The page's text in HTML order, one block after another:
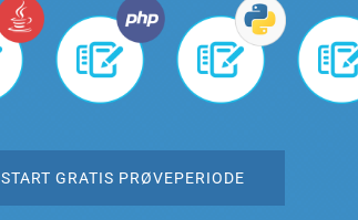
START GRATIS PRØVEPERIODE